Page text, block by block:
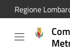
Salta al contenuto
Regione